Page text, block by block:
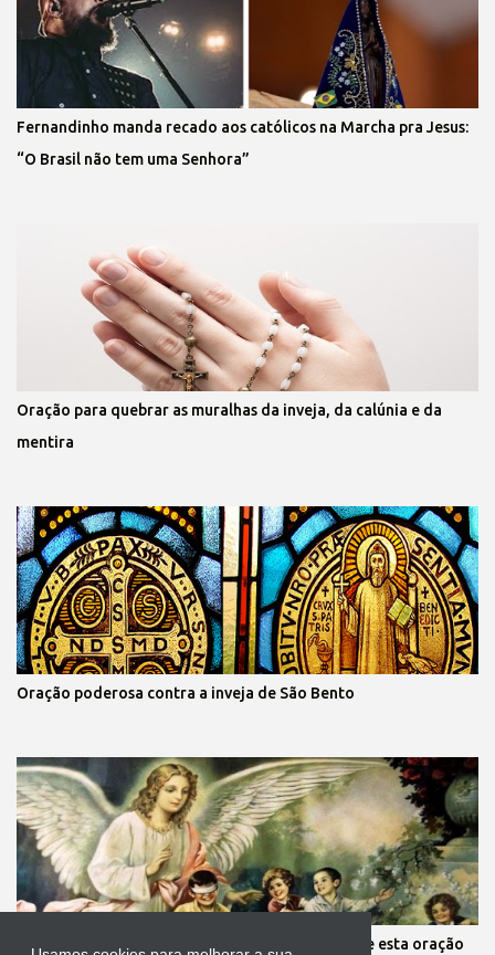
Fernandinho manda recado aos católicos na Marcha pra Jesus:
“O Brasil não tem uma Senhora”
Oração para quebrar as muralhas da inveja, da calúnia e da
mentira
Oração poderosa contra a inveja de São Bento
Mãe, você está preocupada com seus filhos? Reze esta oração